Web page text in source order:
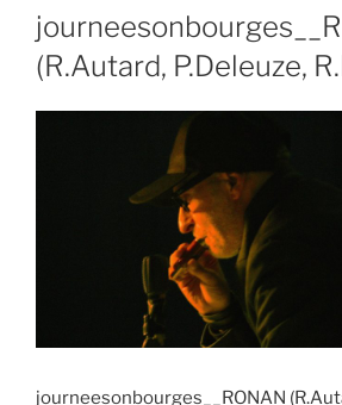
(R.Autard, P.Deleuze,
journeesonbourges__RONAN